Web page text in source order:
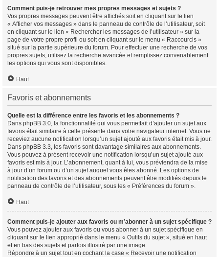
Comment puis-je retrouver mes propres messages et sujets ?
Vos propres messages peuvent être affichés soit en cliquant sur le lien
« Afficher vos messages » dans le panneau de contrôle de l’utilisateur, soit
en cliquant sur le lien « Rechercher les messages de l’utilisateur » sur la
page de votre propre profil ou soit en cliquant sur le menu « Raccourcis »
situé sur la partie supérieure du forum. Pour effectuer une recherche de vos
propres sujets, utilisez la recherche avancée et remplissez convenablement
les options qui vous sont disponibles.
Haut
Favoris et abonnements
Quelle est la différence entre les favoris et les abonnements ?
Dans phpBB 3.0, la fonctionnalité qui vous permettait d’ajouter un sujet aux
favoris était similaire à celle présente dans votre navigateur internet. Vous ne
receviez aucune notification lorsqu’un sujet ajouté aux favoris était mis à jour.
Dans phpBB 3.3, les favoris sont davantage similaires aux abonnements.
Vous pouvez à présent recevoir une notification lorsqu’un sujet ajouté aux
favoris est mis à jour. L’abonnement, quant à lui, vous préviendra de la mise
à jour d’un forum ou d’un sujet auquel vous êtes abonné. Les options de
notification des favoris et des abonnements peuvent être modifiés depuis le
panneau de contrôle de l’utilisateur, sous les « Préférences du forum ».
Haut
Comment puis-je ajouter aux favoris ou m’abonner à un sujet spécifique ?
Vous pouvez ajouter aux favoris ou vous abonner à un sujet spécifique en
cliquant sur le lien approprié dans le menu « Outils du sujet », situé en haut
et en bas des sujets et parfois illustré par une image.
Répondre à un sujet tout en cochant la case « Recevoir une notification